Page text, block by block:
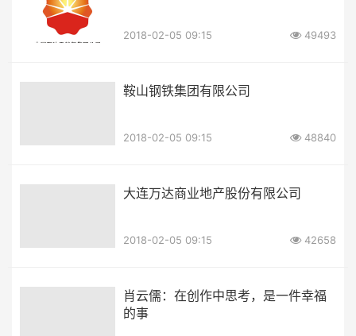
2018-02-05 09:15 49493
鞍山钢铁集团有限公司
2018-02-05 09:15 48840
大连万达商业地产股份有限公司
2018-02-05 09:15 42658
肖云儒：在创作中思考，是一件幸福
的事